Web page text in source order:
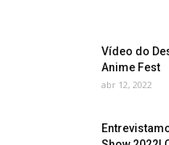
Vídeo do
Anime Fest
abr 12, 2022